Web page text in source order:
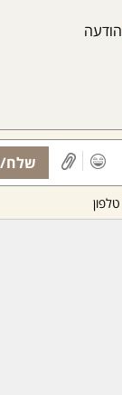
הודעה
שלח/
טלפון